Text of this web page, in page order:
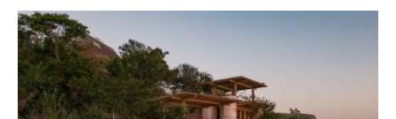
hagyományokra, vala